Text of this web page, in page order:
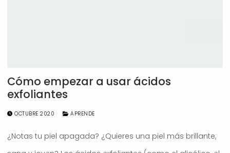
Cómo empezar a usar ácidos
exfoliantes
OCTUBRE 2020 APRENDE
¿Notas tu piel apagada? ¿Quieres una piel más brillante,